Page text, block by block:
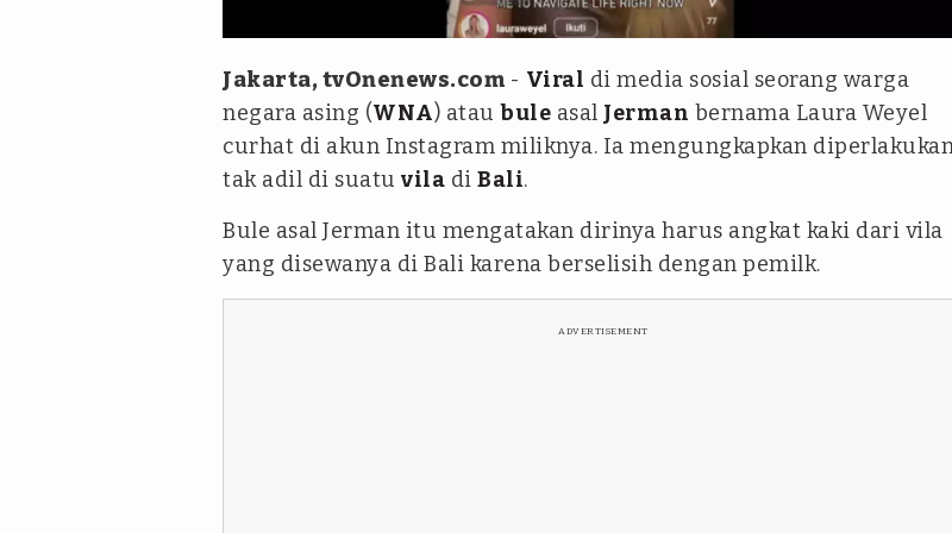
Jakarta, tvOnenews.com - Viral di media sosial seorang warga
negara asing (WNA) atau bule asal Jerman bernama Laura Weyel
curhat di akun Instagram miliknya. Ia mengungkapkan
tak adil di suatu vila di Bali.
Bule asal Jerman itu mengatakan dirinya harus angkat kaki dari vila
yang disewanya di Bali karena berselisih dengan pemilk.
ADVERTISEMENT